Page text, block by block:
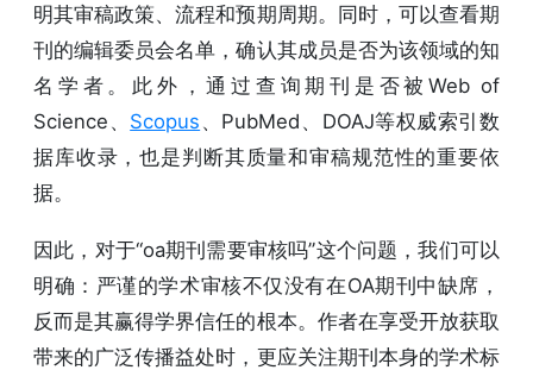
明其审稿政策、流程和预期周期。同时，可以查看期
刊的编辑委员会名单，确认其成员是否为该领域的知
名学者。此外，通过查询期刊是否被Web of
Science、 Scopus 、PubMed、DOAJ等权威索引数
据库收录，也是判断其质量和审稿规范性的重要依
据。
因此，对于“oa期刊需要审核吗”这个问题，我们可以
明确：严谨的学术审核不仅没有在OA期刊中缺席，
反而是其赢得学界信任的根本。作者在享受开放获取
带来的广泛传播益处时，更应关注期刊本身的学术标